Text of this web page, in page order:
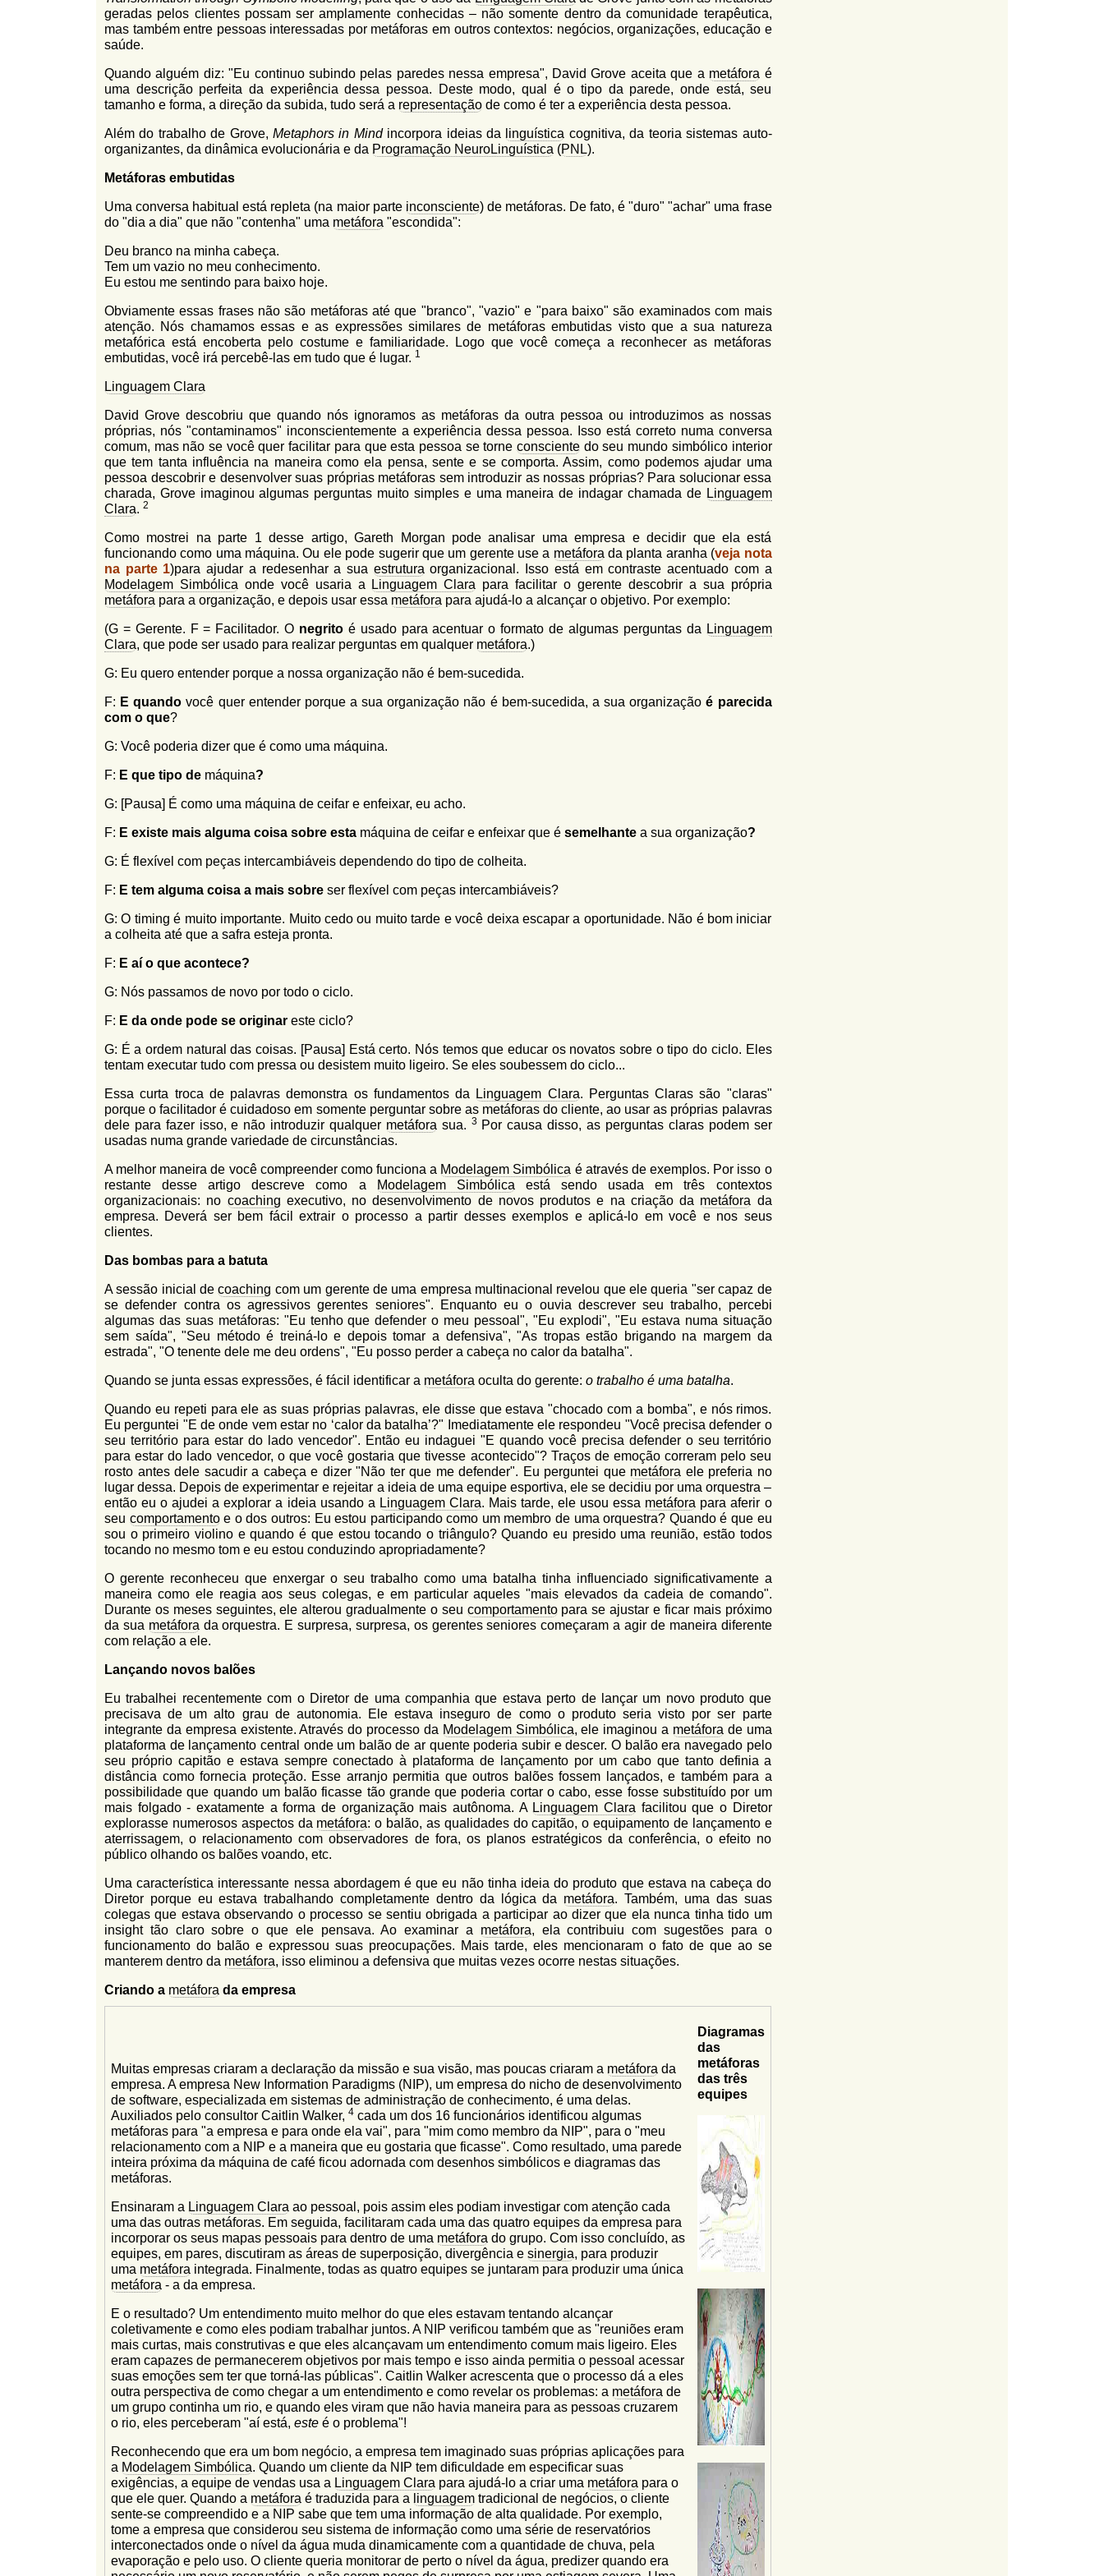
r
i
o
d
b
u
c
a
l
f
i
h
o
geradas pelos clientes possam ser amplamente conhecidas – não somente dentro da comunidade terapêutica,
mas também entre pessoas interessadas por metáforas em outros contextos: negócios, organizações, educação e
saúde.
Quando alguém diz: "Eu continuo subindo pelas paredes nessa empresa", David Grove aceita que a metáfora é
uma descrição perfeita da experiência dessa pessoa. Deste modo, qual é o tipo da parede, onde está, seu
tamanho e forma, a direção da subida, tudo será a representação de como é ter a experiência desta pessoa.
Além do trabalho de Grove,Metaphors in Mindincorpora ideias da linguística cognitiva, da teoria sistemas auto-
organizantes, da dinâmica evolucionária e da Programação NeuroLinguística (PNL).
Metáforas embutidas
Uma conversa habitual está repleta (na maior parte inconsciente) de metáforas. De fato, é "duro" "achar" uma frase
do "dia a dia" que não "contenha" uma metáfora "escondida":
Deu branco na minha cabeça.
Tem um vazio no meu conhecimento.
Eu estou me sentindo para baixo hoje.
Obviamente essas frases não são metáforas até que "branco", "vazio" e "para baixo" são examinados com mais
atenção. Nós chamamos essas e as expressões similares de metáforas embutidas visto que a sua natureza
metafórica está encoberta pelo costume e familiaridade. Logo que você começa a reconhecer as metáforas
embutidas, você irá percebê-las em tudo que é lugar. 1
Linguagem Clara
David Grove descobriu que quando nós ignoramos as metáforas da outra pessoa ou introduzimos as nossas
próprias, nós "contaminamos" inconscientemente a experiência dessa pessoa. Isso está correto numa conversa
comum, mas não se você quer facilitar para que esta pessoa se torneconsciente do seu mundo simbólico interior
que tem tanta influência na maneira como ela pensa, sente e se comporta. Assim, como podemos ajudar uma
pessoa descobrir e desenvolver suas próprias metáforas sem introduzir as nossas próprias? Para solucionar essa
charada, Grove imaginou algumas perguntas muito simples e uma maneira de indagar chamada de Linguagem
Clara. 2
Como mostrei na parte 1 desse artigo, Gareth Morgan pode analisar uma empresa e decidir que ela está
funcionando como uma máquina. Ou ele pode sugerir que um gerente use a metáforada planta aranha (veja nota
na parte 1)para ajudar a redesenhar a sua estruturaorganizacional. Isso está em contraste acentuado com a
Modelagem Simbólica onde você usaria a Linguagem Clara para facilitar o gerente descobrir a sua própria
metáfora para a organização, e depois usar essa metáfora para ajudá-lo a alcançar o objetivo. Por exemplo:
(G = Gerente. F = Facilitador. O negrito é usado para acentuar o formato de algumas perguntas da Linguagem
Clara, que pode ser usado para realizar perguntas em qualquer metáfora.)
G: Eu quero entender porque a nossa organização não é bem-sucedida.
F: E quando você quer entender porque a sua organização não é bem-sucedida, a sua organizaçãoé parecida
com o que?
G: Você poderia dizer que é como uma máquina.
F: E que tipo de máquina?
G: [Pausa] É como uma máquina de ceifar e enfeixar, eu acho.
F: E existe mais alguma coisa sobre esta máquina de ceifar e enfeixar que é semelhante a sua organização?
G: É flexível com peças intercambiáveis dependendo do tipo de colheita.
F: E tem alguma coisa a mais sobre ser flexível com peças intercambiáveis?
G: O timing é muito importante. Muito cedo ou muito tarde e você deixa escapar a oportunidade. Não é bom iniciar
a colheita até que a safra esteja pronta.
F: E aí o que acontece?
G: Nós passamos de novo por todo o ciclo.
F: E da onde pode se originar este ciclo?
G: É a ordem natural das coisas. [Pausa] Está certo. Nós temos que educar os novatos sobre o tipo do ciclo. Eles
tentam executar tudo com pressa ou desistem muito ligeiro. Se eles soubessem do ciclo...
Essa curta troca de palavras demonstra os fundamentos da Linguagem Clara. Perguntas Claras são "claras"
porque o facilitador é cuidadoso em somente perguntar sobre as metáforas do cliente, ao usar as próprias palavras
dele para fazer isso, e não introduzir qualquer metáforasua. 3Por causa disso, as perguntas claras podem ser
usadas numa grande variedade de circunstâncias.
A melhor maneira de você compreender como funciona a Modelagem Simbólica é através de exemplos. Por isso o
restante desse artigo descreve como a
Modelagem Simbólicaestá sendo usada em três contextos
organizacionais: no coaching executivo, no desenvolvimento de novos produtos e na criação da metáfora da
empresa. Deverá ser bem fácil extrair o processo a partir desses exemplos e aplicá-lo em você e nos seus
clientes.
Das bombas para a batuta
A sessão inicial decoaching com um gerente de uma empresa multinacional revelou que ele queria "ser capaz de
se defender contra os agressivos gerentes seniores". Enquanto eu o ouvia descrever seu trabalho, percebi
algumas das suas metáforas: "Eu tenho que defender o meu pessoal", "Eu explodi", "Eu estava numa situação
sem saída", "Seu método é treiná-lo e depois tomar a defensiva", "As tropas estão brigando na margem da
estrada", "O tenente dele me deu ordens", "Eu posso perder a cabeça no calor da batalha".
Quando se junta essas expressões, é fácil identificar a metáfora oculta do gerente: o trabalho é uma batalha.
Quando eu repeti para ele as suas próprias palavras, ele disse que estava "chocado com a bomba", e nós rimos.
Eu perguntei "E de onde vem estar no ‘calor da batalha’?" Imediatamente ele respondeu "Você precisa defender o
seu território para estar do lado vencedor". Então eu indaguei "E quando você precisa defender o seu território
para estar do lado vencedor, o que você gostaria que tivesse acontecido"? Traços de emoção correram pelo seu
rosto antes dele sacudir a cabeça e dizer "Não ter que me defender". Eu perguntei que metáfora ele preferia no
lugar dessa. Depois de experimentar e rejeitar a ideia de uma equipe esportiva, ele se decidiu por uma orquestra –
então eu o ajudei a explorar a ideia usando a Linguagem Clara. Mais tarde, ele usou essa metáfora para aferir o
seu comportamentoe o dos outros: Eu estou participando como um membro de uma orquestra? Quando é que eu
sou o primeiro violino e quando é que estou tocando o triângulo? Quando eu presido uma reunião, estão todos
tocando no mesmo tom e eu estou conduzindo apropriadamente?
O gerente reconheceu que enxergar o seu trabalho como uma batalha tinha influenciado significativamente a
maneira como ele reagia aos seus colegas, e em particular aqueles "mais elevados da cadeia de comando".
Durante os meses seguintes, ele alterou gradualmente o seu comportamentopara se ajustar e ficar mais próximo
da sua metáforada orquestra. E surpresa, surpresa, os gerentes seniores começaram a agir de maneira diferente
com relação a ele.
Lançando novos balões
Eu trabalhei recentemente com o Diretor de uma companhia que estava perto de lançar um novo produto que
precisava de um alto grau de autonomia. Ele estava inseguro de como o produto seria visto por ser parte
integrante da empresa existente. Através do processo da Modelagem Simbólica, ele imaginou a metáforade uma
plataforma de lançamento central onde um balão de ar quente poderia subir e descer. O balão era navegado pelo
seu próprio capitão e estava sempre conectado à plataforma de lançamento por um cabo que tanto definia a
distância como fornecia proteção. Esse arranjo permitia que outros balões fossem lançados, e também para a
possibilidade que quando um balão ficasse tão grande que poderia cortar o cabo, esse fosse substituído por um
mais folgado - exatamente a forma de organização mais autônoma. A Linguagem Clarafacilitou que o Diretor
explorasse numerosos aspectos da metáfora: o balão, as qualidades do capitão, o equipamento de lançamento e
aterrissagem, o relacionamento com observadores de fora, os planos estratégicos da conferência, o efeito no
público olhando os balões voando, etc.
Uma característica interessante nessa abordagem é que eu não tinha ideia do produto que estava na cabeça do
Diretor porque eu estava trabalhando completamente dentro da lógica da metáfora. Também, uma das suas
colegas que estava observando o processo se sentiu obrigada a participar ao dizer que ela nunca tinha tido um
insight tão claro sobre o que ele pensava. Ao examinar a metáfora, ela contribuiu com sugestões para o
funcionamento do balão e expressou suas preocupações. Mais tarde, eles mencionaram o fato de que ao se
manterem dentro da metáfora, isso eliminou a defensiva que muitas vezes ocorre nestas situações.
Criando a metáfora da empresa
Muitas empresas criaram a declaração da missão e sua visão, mas poucas criaram a metáfora da
empresa. A empresa New Information Paradigms (NIP), um empresa do nicho de desenvolvimento
de software, especializada em sistemas de administração de conhecimento, é uma delas.
Auxiliados pelo consultor Caitlin Walker, 4 cada um dos 16 funcionários identificou algumas
metáforas para "a empresa e para onde ela vai", para "mim como membro da NIP", para o "meu
relacionamento com a NIP e a maneira que eu gostaria que ficasse". Como resultado, uma parede
inteira próxima da máquina de café ficou adornada com desenhos simbólicos e diagramas das
metáforas.
Ensinaram a Linguagem Clara ao pessoal, pois assim eles podiam investigar com atenção cada
uma das outras metáforas. Em seguida, facilitaram cada uma das quatro equipes da empresa para
incorporar os seus mapas pessoais para dentro de uma metáfora do grupo. Com isso concluído, as
equipes, em pares, discutiram as áreas de superposição, divergência e sinergia, para produzir
uma metáfora integrada. Finalmente, todas as quatro equipes se juntaram para produzir uma única
metáfora - a da empresa.
E o resultado? Um entendimento muito melhor do que eles estavam tentando alcançar
coletivamente e como eles podiam trabalhar juntos. A NIP verificou também que as "reuniões eram
mais curtas, mais construtivas e que eles alcançavam um entendimento comum mais ligeiro. Eles
eram capazes de permanecerem objetivos por mais tempo e isso ainda permitia o pessoal acessar
suas emoções sem ter que torná-las públicas". Caitlin Walker acrescenta que o processo dá a eles
outra perspectiva de como chegar a um entendimento e como revelar os problemas: a metáfora de
um grupo continha um rio, e quando eles viram que não havia maneira para as pessoas cruzarem
o rio, eles perceberam "aí está, este é o problema"!
Reconhecendo que era um bom negócio, a empresa tem imaginado suas próprias aplicações para
a Modelagem Simbólica. Quando um cliente da NIP tem dificuldade em especificar suas
exigências, a equipe de vendas usa a Linguagem Clara para ajudá-lo a criar uma metáfora para o
que ele quer. Quando a metáfora é traduzida para a linguagem tradicional de negócios, o cliente
sente-se compreendido e a NIP sabe que tem uma informação de alta qualidade. Por exemplo,
tome a empresa que considerou seu sistema de informação como uma série de reservatórios
interconectados onde o nível da água muda dinamicamente com a quantidade de chuva, pela
evaporação e pelo uso. O cliente queria monitorar de perto o nível da água, predizer quando era
Diagramas
das
metáforas
das três
equipes